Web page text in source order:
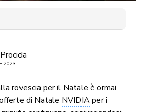
2023
rovescia per il Natale è ormai
di Natale NVIDIAper i